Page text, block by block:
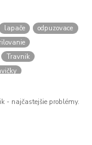
lapače
odpuzovace
Travnik
kvety
- najčastejšie problémy.